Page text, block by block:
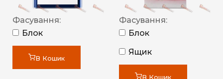
Фасування:
Блок
В Кошик
Фасування:
Блок
Ящик
В Кошик